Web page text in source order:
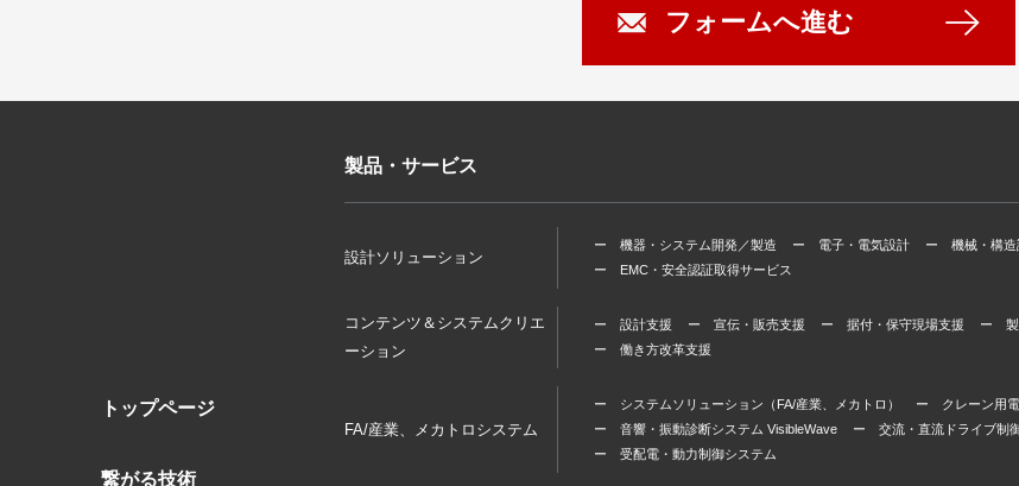
フォームへ進む
トップページ
繋がる技術
製品・サービス
設計ソリューション
ー 機器・システム開発／製造 ー 電子・電気設計 ー 機械・構造
ー EMC・安全認証取得サービス
コンテンツ＆システムクリエ
ーション
ー 設計支援 ー 宣伝・販売支援 ー 据付・保守現場支援
ー 製
ー 働き方改革支援
FA/産業、メカトロシステム
ー システムソリューション（FA/産業、メカトロ）
ー クレーン用
ー 音響・振動診断システム VisibleWave
ー 交流・直流ドライブ制
ー 受配電・動力制御システム